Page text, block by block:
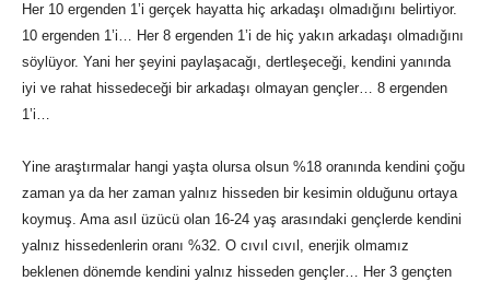
Her 10 ergenden 1’i gerçek hayatta hiç arkadaşı olmadığını belirtiyor.
10 ergenden 1’i… Her 8 ergenden 1’i de hiç yakın arkadaşı olmadığını
söylüyor. Yani her şeyini paylaşacağı, dertleşeceği, kendini yanında
iyi ve rahat hissedeceği bir arkadaşı olmayan gençler… 8 ergenden
1’i…
Yine araştırmalar hangi yaşta olursa olsun %18 oranında kendini çoğu
zaman ya da her zaman yalnız hisseden bir kesimin olduğunu ortaya
koymuş. Ama asıl üzücü olan 16-24 yaş arasındaki gençlerde kendini
yalnız hissedenlerin oranı %32. O cıvıl cıvıl, enerjik olmamız
beklenen dönemde kendini yalnız hisseden gençler… Her 3 gençten